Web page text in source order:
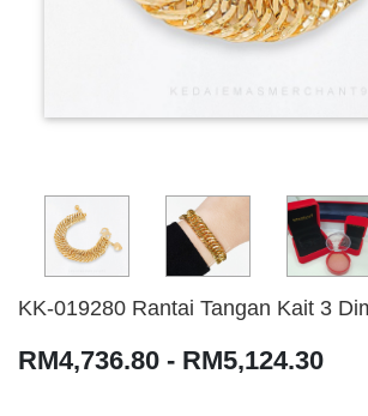
KK-019280 Rantai Tangan Kait 3
RM4,736.80 - RM5,124.30